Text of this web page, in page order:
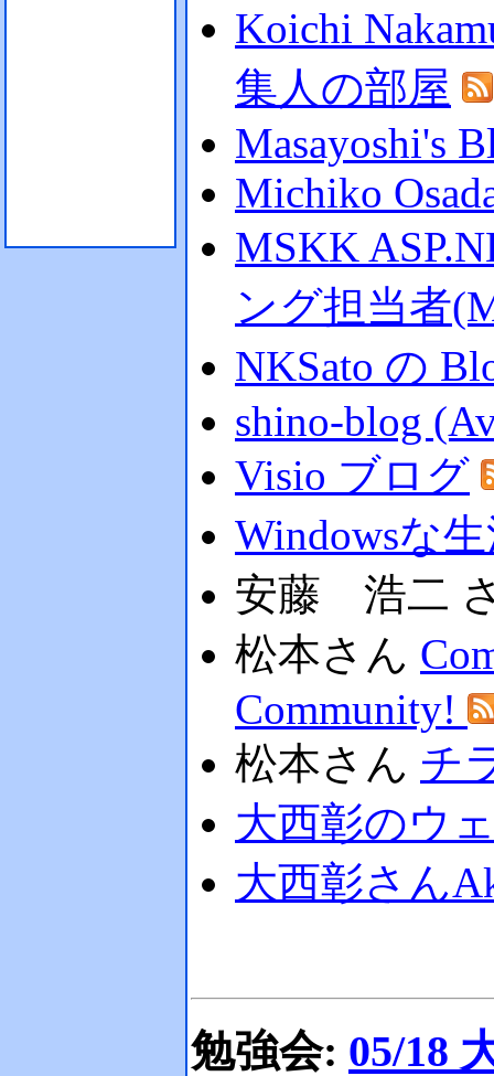
Koichi
集人の部屋
Masayoshi's
Michiko
MSKK
ング担当者
NKSato の
shino-blog
Visio ブログ
Windowsな
安藤 浩二
松本さん
Community!
松本さん チ
大西彰のウ
大西彰さん
勉強会: 05/18